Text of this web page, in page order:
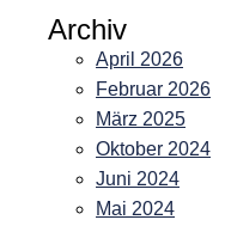
Archiv
April 2026
Februar 2026
März 2025
Oktober 2024
Juni 2024
Mai 2024